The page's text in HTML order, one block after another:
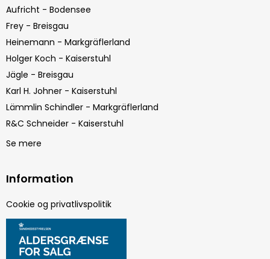
Aufricht - Bodensee
Frey - Breisgau
Heinemann - Markgräflerland
Holger Koch - Kaiserstuhl
Jägle - Breisgau
Karl H. Johner - Kaiserstuhl
Lämmlin Schindler - Markgräflerland
R&C Schneider - Kaiserstuhl
Se mere
Information
Cookie og privatlivspolitik